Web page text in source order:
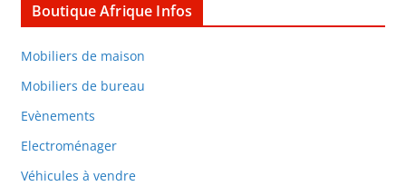
Boutique Afrique Infos
Mobiliers de maison
Mobiliers de bureau
Evènements
Electroménager
Véhicules à vendre